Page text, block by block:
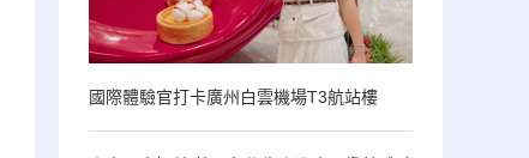
國際體驗官打卡廣州白雲機場T3航站樓